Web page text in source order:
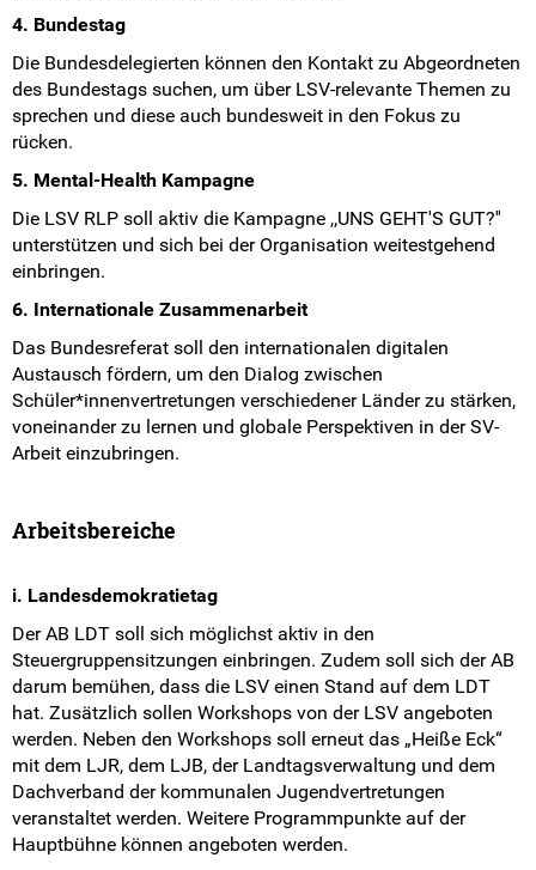
4. Bundestag
Die Bundesdelegierten können den Kontakt zu Abgeordneten
des Bundestags suchen, um über LSV-relevante Themen zu
sprechen und diese auch bundesweit in den Fokus zu
rücken.
5. Mental-Health Kampagne
Die LSV RLP soll aktiv die Kampagne ,,UNS GEHT'S GUT?''
unterstützen und sich bei der Organisation weitestgehend
einbringen.
6. Internationale Zusammenarbeit
Das Bundesreferat soll den internationalen digitalen
Austausch fördern, um den Dialog zwischen
Schüler*innenvertretungen verschiedener Länder zu stärken,
voneinander zu lernen und globale Perspektiven in der SV-
Arbeit einzubringen.
Arbeitsbereiche
i. Landesdemokratietag
Der AB LDT soll sich möglichst aktiv in den
Steuergruppensitzungen einbringen. Zudem soll sich der AB
darum bemühen, dass die LSV einen Stand auf dem LDT
hat. Zusätzlich sollen Workshops von der LSV angeboten
werden. Neben den Workshops soll erneut das „Heiße Eck“
mit dem LJR, dem LJB, der Landtagsverwaltung und dem
Dachverband der kommunalen Jugendvertretungen
veranstaltet werden. Weitere Programmpunkte auf der
Hauptbühne können angeboten werden.